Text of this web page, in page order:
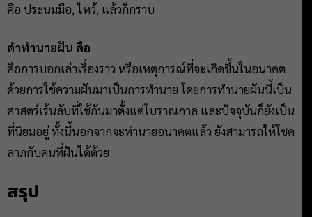
คือ ประนมมือ, ไหว้, แล้วก็กราบ
คำทำนายฝัน คือ
คือการบอกเล่าเรื่องราว หรือเหตุการณ์ที่จะเกิดขึ้นในอนาคต
ด้วยการใช้ความฝันมาเป็นการทำนาย โดยการทำนายฝันนี้เป็น
ศาสตร์เร้นลับที่ใช้กันมาตั้งแต่โบราณกาล และปัจจุบันก็ยังเป็น
ที่นิยมอยู่ ทั้งนี้นอกจากจะทำนายอนาคตแล้ว ยังสามารถให้โชค
ลาภกับคนที่ฝันได้ด้วย
สรุป